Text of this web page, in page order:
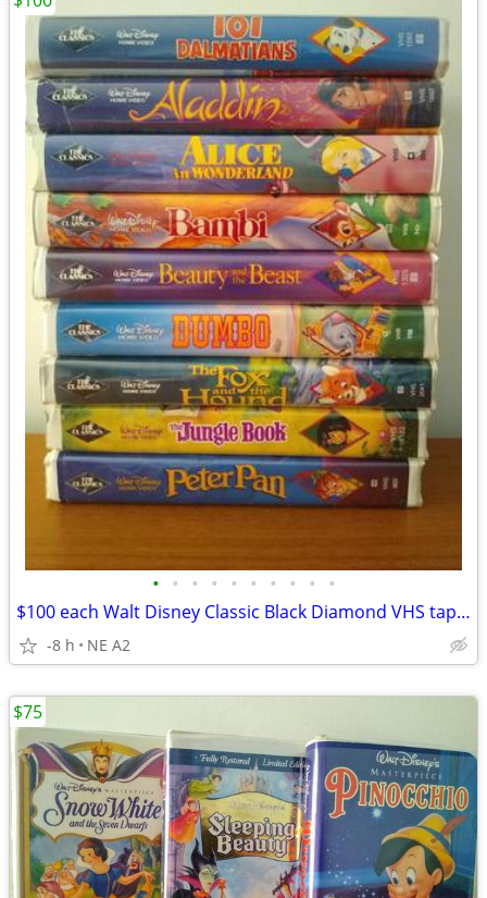
• • • • • • • • • •
$100 each Walt Disney Classic Black Diamond VHS tapes, each
-8 h NE A2
$75